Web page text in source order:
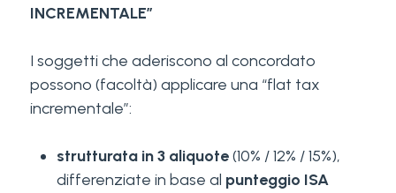
INCREMENTALE”
I soggetti che aderiscono al concordato
possono (facoltà) applicare una “flat tax
incrementale”:
strutturata in 3 aliquote(10% / 12% / 15%),
differenziate in base al punteggio ISA